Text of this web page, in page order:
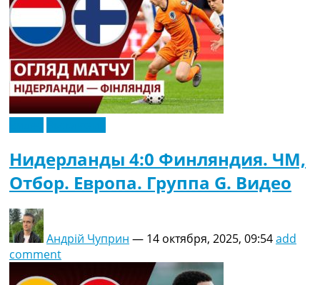
Нидерланды 4:0 Финляндия. ЧМ,
Отбор. Европа. Группа G. Видео
Андрій Чуприн — 14 октября, 2025, 09:54add
comment